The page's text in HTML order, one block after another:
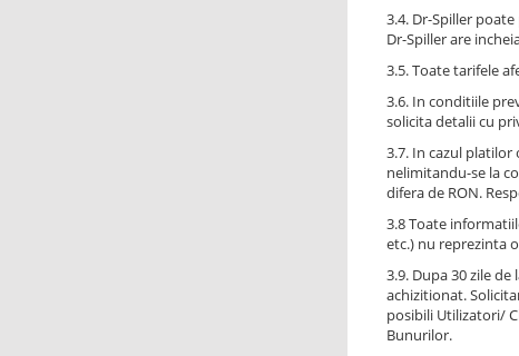
3.4. Dr-Spiller
Dr-Spiller are
3.5. Toate tarifele
3.6. In conditiile
solicita detalii cu
3.7. In cazul
nelimitandu-se la
difera de RON.
3.8 Toate
etc.) nu reprezinta
3.9. Dupa 30 zile
achizitionat.
posibili Utilizatori/
Bunurilor.